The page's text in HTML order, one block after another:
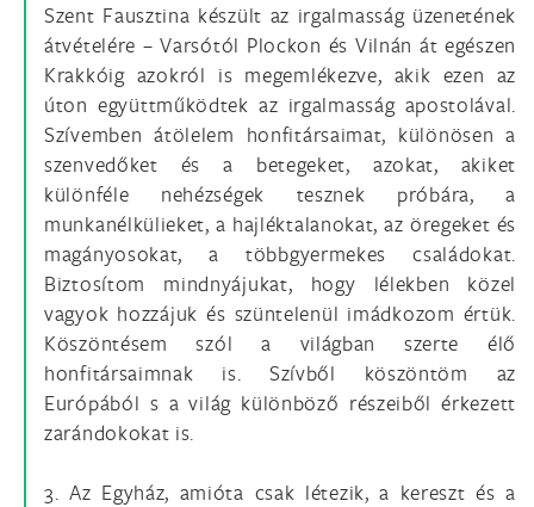
Szent Fausztina készült az irgalmasság üzenetének
átvételére – Varsótól Plockon és Vilnán át egészen
Krakkóig azokról is megemlékezve, akik ezen az
úton együttműködtek az irgalmasság apostolával.
Szívemben átölelem honfitársaimat, különösen a
szenvedőket és a betegeket, azokat, akiket
különféle nehézségek tesznek próbára, a
munkanélkülieket, a hajléktalanokat, az öregeket és
magányosokat, a többgyermekes családokat.
Biztosítom mindnyájukat, hogy lélekben közel
vagyok hozzájuk és szüntelenül imádkozom értük.
Köszöntésem szól a világban szerte élő
honfitársaimnak is. Szívből köszöntöm az
Európából s a világ különböző részeiből érkezett
zarándokokat is.
3. Az Egyház, amióta csak létezik, a kereszt és a